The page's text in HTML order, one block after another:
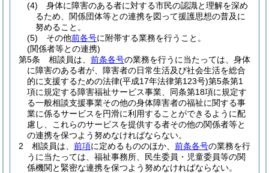
(4)
身体に障害のある者に対する市民の認識と理解を深め
るため、関係団体等との連携を図って援護思想の普及に
努めること。
(5)
その他前各号に附帯する業務を行うこと。
(関係者等との連携)
第5条
相談員は、 前条各号の業務を行うに当たっては、身体
に障害のある者が、障害者の日常生活及び社会生活を総合
的に支援するための法律(平成17年法律第123号)第5条第1
項に規定する障害福祉サービス事業、同条第18項に規定す
る一般相談支援事業その他の身体障害者の福祉に関する事
業に係るサービスを円滑に利用することができるように配
慮し、これらのサービスを提供する者その他の関係者等と
の連携を保つよう努めなければならない。
2
相談員は、 前項に定めるもののほか、 前条各号の業務を行
うに当たっては、福祉事務所、民生委員・児童委員等の関
係機関と緊密な連携を保つよう努めなければならない。